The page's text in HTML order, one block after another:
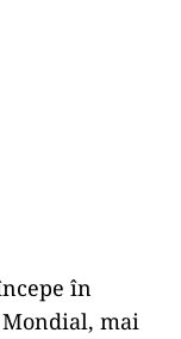
în
mai